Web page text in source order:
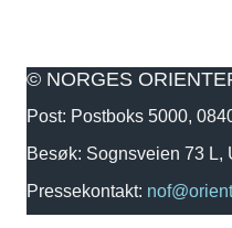
© NORGES
Post: Postboks 5000,
Besøk: Sognsveien 73 L,
Pressekontakt: